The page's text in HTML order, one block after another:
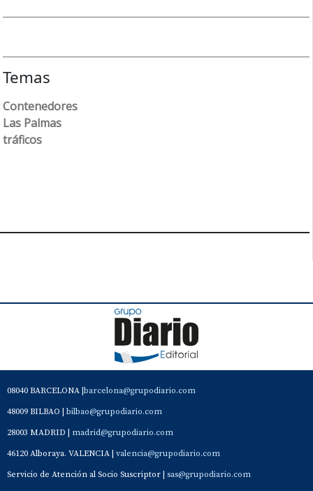
Temas
Contenedores
Las Palmas
tráficos
08040 BARCELONA | barcelona@grupodiario.com
48009 BILBAO | bilbao@grupodiario.com
28003 MADRID | madrid@grupodiario.com
46120 Alboraya. VALENCIA | valencia@grupodiario.com
Servicio de Atención al Socio Suscriptor | sas@grupodiario.com